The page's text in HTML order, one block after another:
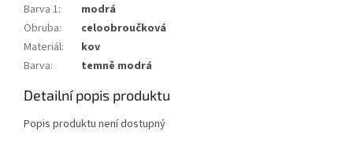
Barva 1:
modrá
Obruba:
celoobroučková
Materiál:
kov
Barva: temně modrá
Detailní popis produktu
Popis produktu není dostupný